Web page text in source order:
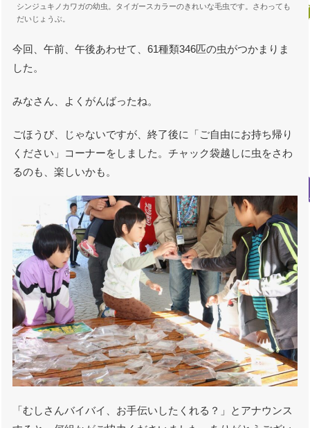
シンジュキノカワガの幼虫。タイガースカラーのきれいな毛虫です。さわっても
だいじょうぶ。
今回、午前、午後あわせて、61種類346匹の虫がつかまりま
した。
みなさん、よくがんばったね。
ごほうび、じゃないですが、終了後に「ご自由にお持ち帰り
ください」コーナーをしました。チャック袋越しに虫をさわ
るのも、楽しいかも。
「むしさんバイバイ、お手伝いしたくれる？」とアナウンス